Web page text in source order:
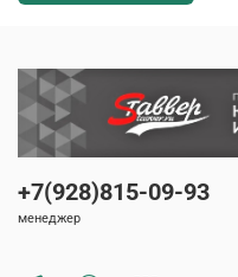
+7(928)815-09-93
менеджер